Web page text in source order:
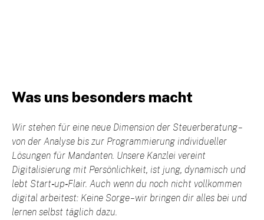
Was uns besonders macht
Wir stehen für eine neue Dimension der Steuerberatung –
von der Analyse bis zur Programmierung individueller
Lösungen für Mandanten. Unsere Kanzlei vereint
Digitalisierung mit Persönlichkeit, ist jung, dynamisch und
lebt Start‑up‑Flair. Auch wenn du noch nicht vollkommen
digital arbeitest: Keine Sorge – wir bringen dir alles bei und
lernen selbst täglich dazu.